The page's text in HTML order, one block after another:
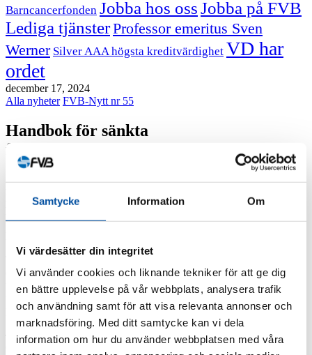
Samtycke Information Om
Vi värdesätter din integritet
Vi använder cookies och liknande tekniker för att ge dig
en bättre upplevelse på vår webbplats, analysera trafik
och användning samt för att visa relevanta annonser och
marknadsföring. Med ditt samtycke kan vi dela
information om hur du använder webbplatsen med våra
Barncancerfonden Jobba hos ossJobba på FVB
Lediga tjänsterProfessor emeritus Sven
Werner Silver AAA högsta kreditvärdighet VD har
ordet
december 17, 2024
Alla nyheter FVB-Nytt nr 55
Handbok för sänkta
fjärrvärmetemperaturer
Att sänka temperaturen i fjärrvärmesystemet är ekonomisk
lönsamt, men ändå har få energibolag jobbat aktivt med detta.
Nu har FVB – på uppdrag av Energiforsk – tagit fram en
handbok som visar hur fjärrvärmebolag på ett effektivt sätt
Temperaturnivåerna i de svenska fjärrvärmenäten har varit ungefär
de samma de senaste 20 åren. Detta trots att det är lönsamt att sänka
temperaturen. Framför allt finns pengar att hämta i ökat utbyte i
rökgaskondensorer, lägre distributionsförluster och därmed mindre
produktion i dyra topplastanläggningar.
– Men med de höga biobränslepriserna kan vi nu se att det finns
ökat intresse för att sänka temperaturerna i fjärrvärmesystemet, säger